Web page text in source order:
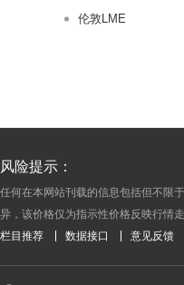
伦敦LME
风险提示：
任何在本网站刊载的信息包括但不限
异，该价格仅为指示性价格反映行情
栏目推荐 数据接口 意见反馈